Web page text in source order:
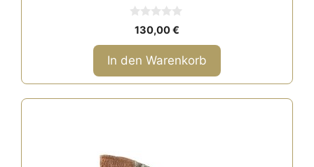
0
o
5
130,00€
In den Warenkorb